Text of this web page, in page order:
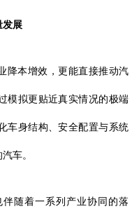
发展
降本增效，更能直接推动汽
模拟更贴近真实情况的极端
车身结构、安全配置与系统
车。
随着一系列产业协同的落